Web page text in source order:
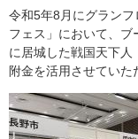
令和5年8月にグラン
フェス」において、
に居城した戦国天下
附金を活用させていた